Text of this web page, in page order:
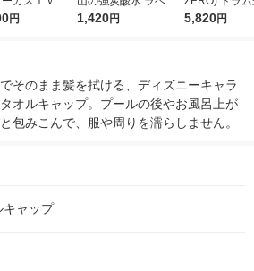
生堂 おまけ
円
レス 500ml 1箱（24
1,420円
詰め替え メガ
5,820円
そのまま髪を拭ける、ディズニーキャラ
オルキャップ。プールの後やお風呂上が
包みこんで、服や周りを濡らしません。
キャップ